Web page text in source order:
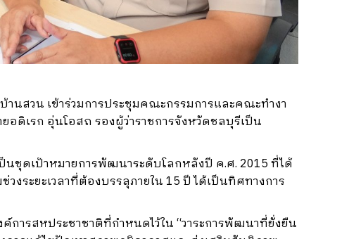
นสวน เข้าร่วมการประชุมคณะกรรมการและคณะทำงา
อดิเรก อุ่นโอสถ รองผู้ว่าราชการจังหวัดชลบุรีเป็น
นชุดเป้าหมายการพัฒนาระดับโลกหลังปี ค.ศ. 2015 ที่ได้
ระยะเวลาที่ต้องบรรลุภายใน 15 ปี ได้เป็นทิศทางการ
การสหประชาชาติที่กำหนดไว้ใน “วาระการพัฒนาที่ยั่งยืน